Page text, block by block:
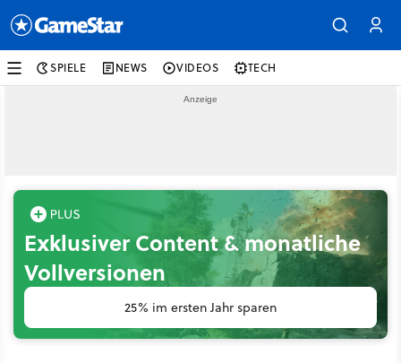
SPIELE NEWS VIDEOS TECH
Exklusiver Content & monatliche
Vollversionen
25% im ersten Jahr sparen